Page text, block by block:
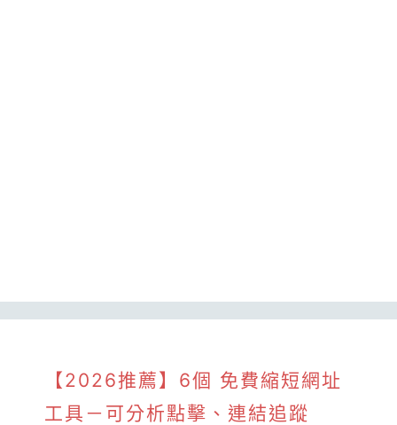
【2026推薦】6個 免費縮短網址
工具－可分析點擊、連結追蹤